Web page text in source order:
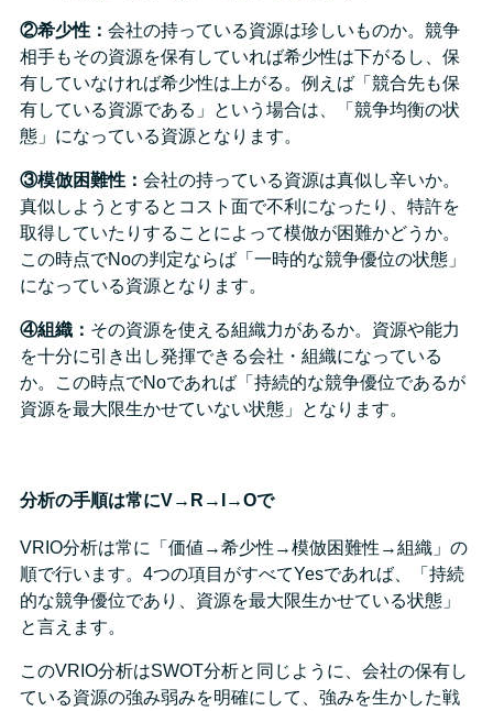
②希少性： 会社の持っている資源は珍しいものか。競争
相手もその資源を保有していれば希少性は下がるし、保
有していなければ希少性は上がる。例えば「競合先も保
有している資源である」という場合は、「競争均衡の状
態」になっている資源となります。
③模倣困難性： 会社の持っている資源は真似し辛いか。
真似しようとするとコスト面で不利になったり、特許を
取得していたりすることによって模倣が困難かどうか。
この時点でNoの判定ならば「一時的な競争優位の状態」
になっている資源となります。
④組織： その資源を使える組織力があるか。資源や能力
を十分に引き出し発揮できる会社・組織になっている
か。この時点でNoであれば「持続的な競争優位であるが
資源を最大限生かせていない状態」となります。
分析の手順は常にV→R→I→Oで
VRIO分析は常に「価値→希少性→模倣困難性→組織」の
順で行います。4つの項目がすべてYesであれば、「持続
的な競争優位であり、資源を最大限生かせている状態」
と言えます。
このVRIO分析はSWOT分析と同じように、会社の保有し
ている資源の強み弱みを明確にして、強みを生かした戦